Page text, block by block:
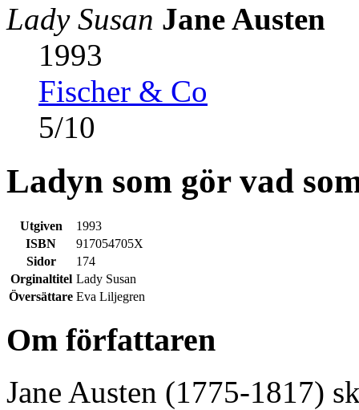
Lady Susan Jane Austen
1993
Fischer & Co
5/10
Ladyn som gör vad
Utgiven
1993
ISBN
917054705X
Sidor
174
Orginaltitel Lady Susan
Översättare Eva Liljegren
Om författaren
Jane Austen (1775-1817)